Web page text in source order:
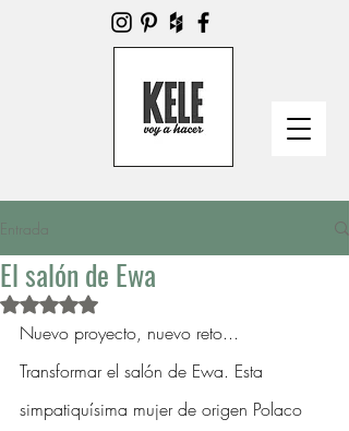
Entrada
El salón de Ewa
Obtuvo NaN de 5 estrellas.
Nuevo proyecto, nuevo reto...
Transformar el salón de Ewa. Esta
simpatiquísima mujer de origen Polaco